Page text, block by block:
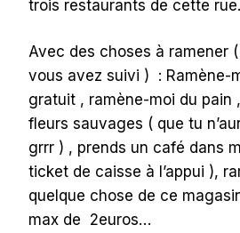
trois restaurants de cette
Avec des choses à ramener (
vous avez suivi ) : Ramène-
gratuit , ramène-moi du pain
fleurs sauvages ( que tu
grrr ) , prends un café dans
ticket de caisse à l’appui ),
quelque chose de ce
max de 2euros…